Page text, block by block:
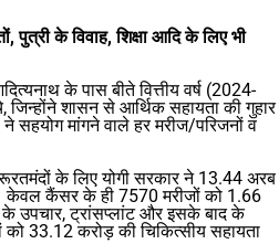
पुत्री के विवाह, शिक्षा आदि के लिए भी
के पास बीते वित्तीय वर्ष (2024-
शासन से आर्थिक सहायता की गुहार
सहयोग मांगने वाले हर मरीज/परिजनों व
के लिए योगी सरकार ने 13.44 अरब
केवल कैंसर के ही 7570 मरीजों को 1.66
उपचार, ट्रांसप्लांट और इसके बाद के
33.12 करोड़ की चिकित्सीय सहायता